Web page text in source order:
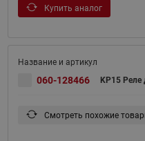
Купить аналог
060-128466 KP15 Реле
Смотреть похожие